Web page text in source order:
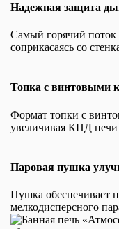
Надежная защита
Самый горячий поток
соприкасаясь со
Топка с винтовыми
Формат топки с
увеличивая КПД печи
Паровая пушка
Пушка обеспечивает
мелкодисперсного